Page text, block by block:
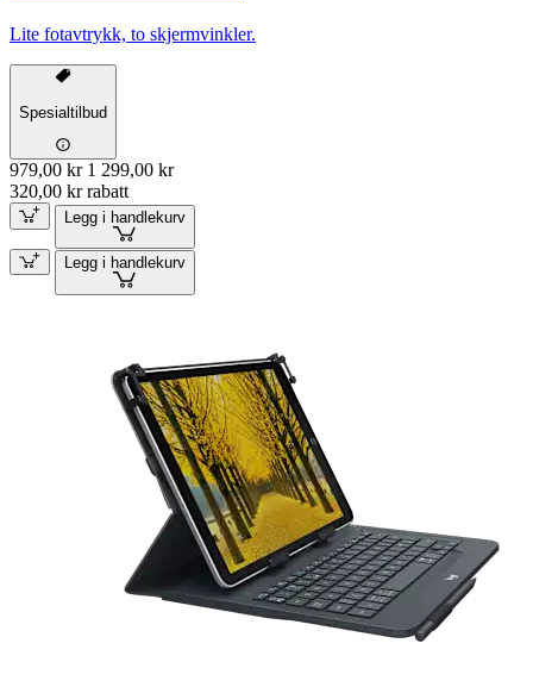
Lite fotavtrykk, to skjermvinkler.
Spesialtilbud
979,00 kr 1 299,00 kr
320,00 kr rabatt
Legg i handlekurv
Legg i handlekurv